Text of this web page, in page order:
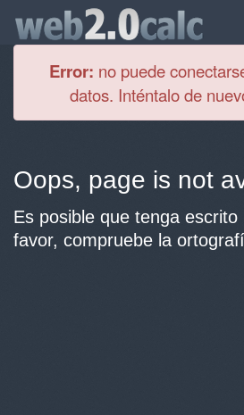
Error: no puede
datos. Inténtalo de
Oops, page is not
Es posible que tenga
favor, compruebe la